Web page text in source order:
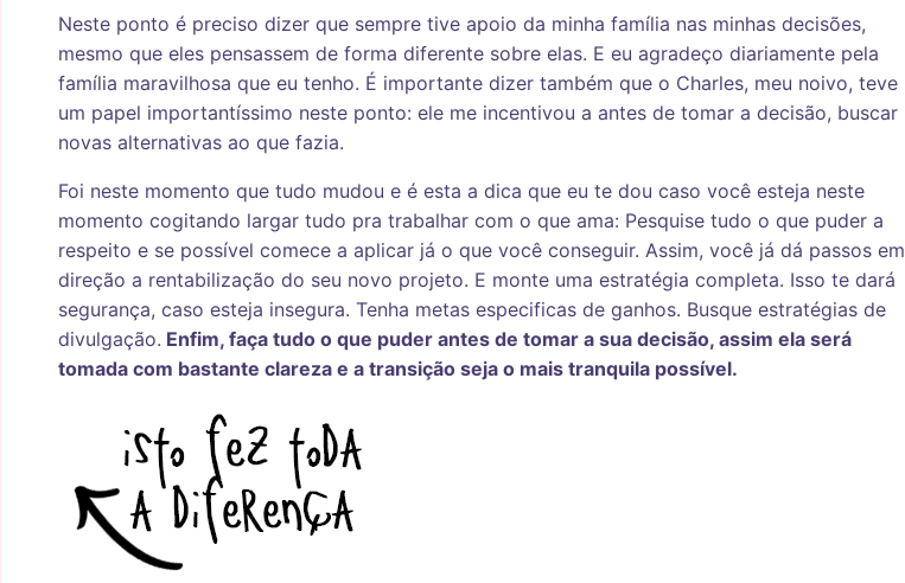
Neste ponto é preciso dizer que sempre tive apoio da minha família nas minhas decisões,
mesmo que eles pensassem de forma diferente sobre elas. E eu agradeço diariamente pela
família maravilhosa que eu tenho. É importante dizer também que o Charles, meu noivo, teve
um papel importantíssimo neste ponto: ele me incentivou a antes de tomar a decisão, buscar
novas alternativas ao que fazia.
Foi neste momento que tudo mudou e é esta a dica que eu te dou caso você esteja neste
momento cogitando largar tudo pra trabalhar com o que ama: Pesquise tudo o que puder a
respeito e se possível comece a aplicar já o que você conseguir. Assim, você já dá passos em
direção a rentabilização do seu novo projeto. E monte uma estratégia completa. Isso te dará
segurança, caso esteja insegura. Tenha metas especificas de ganhos. Busque estratégias de
divulgação. Enfim, faça tudo o que puder antes de tomar a sua decisão, assim ela será
tomada com bastante clareza e a transição seja o mais tranquila possível.